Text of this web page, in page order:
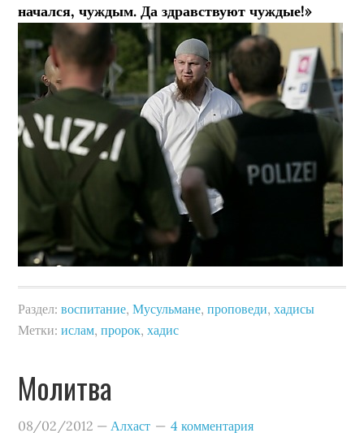
начался, чуждым. Да здравствуют чуждые!»
Раздел:воспитание,Мусульмане,проповеди,хадисы
Метки:ислам,пророк,хадис
Молитва
08/02/2012 — Алхаст 4 комментария